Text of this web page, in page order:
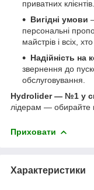
приватних клієнтів.
Вигідні умови
персональні
майстрів і всіх,
Надійність на
звернення до
обслуговування.
Hydrolider — №1 у
лідерам — обирайте
Приховати
Характеристики